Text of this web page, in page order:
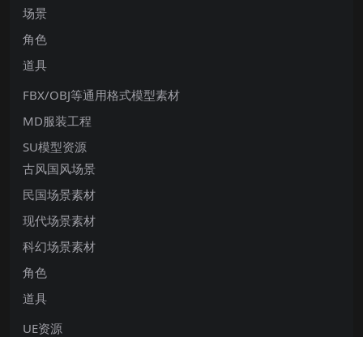
场景
角色
道具
FBX/OBJ等通用格式模型素材
MD服装工程
SU模型资源
古风国风场景
民国场景素材
现代场景素材
科幻场景素材
角色
道具
UE资源